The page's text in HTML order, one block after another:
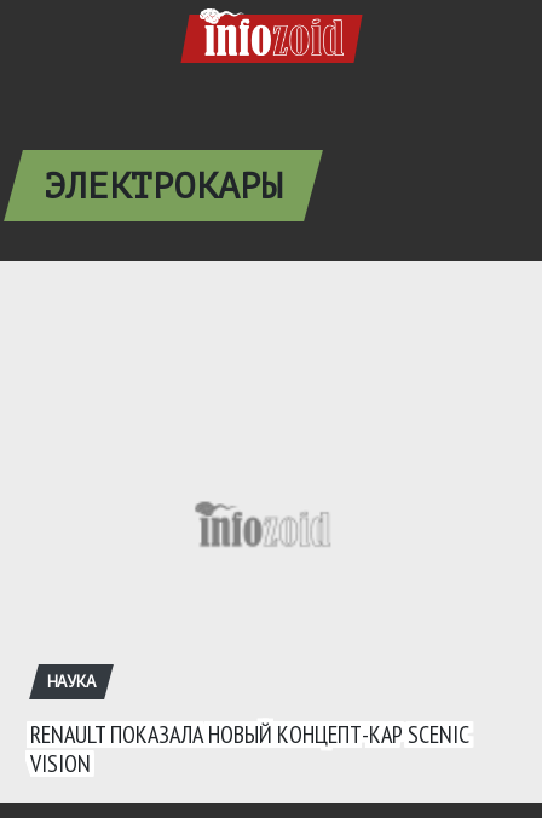
ЭЛЕКТРОКАРЫ
НАУКА
RENAULT ПОКАЗАЛА НОВЫЙ КОНЦЕПТ-КАР SCENIC
VISION